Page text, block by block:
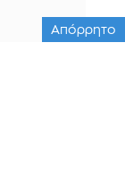
Απόρρητο